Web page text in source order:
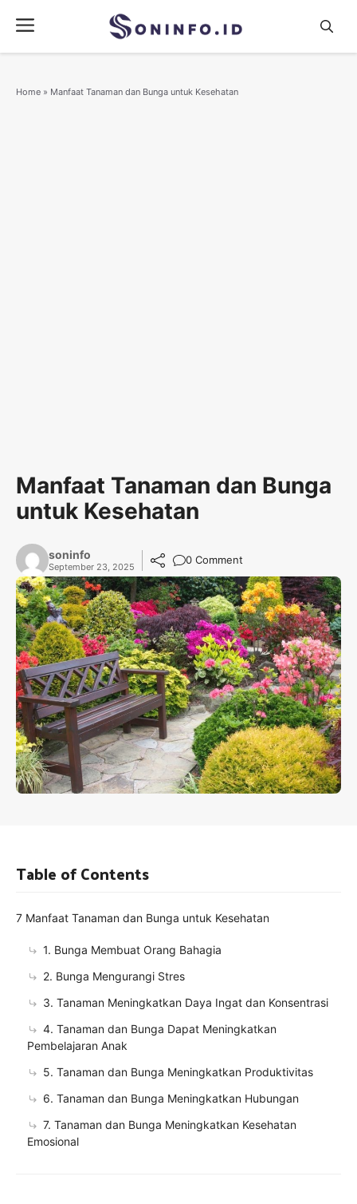
content
Menu
Home » Manfaat Tanaman dan Bunga untuk Kesehatan
Manfaat Tanaman dan Bunga
untuk Kesehatan
soninfo
September 23, 2025
0 Comment
Table of Contents
7 Manfaat Tanaman dan Bunga untuk Kesehatan
1. Bunga Membuat Orang Bahagia
2. Bunga Mengurangi Stres
3. Tanaman Meningkatkan Daya Ingat dan Konsentrasi
4. Tanaman dan Bunga Dapat Meningkatkan
Pembelajaran Anak
5. Tanaman dan Bunga Meningkatkan Produktivitas
6. Tanaman dan Bunga Meningkatkan Hubungan
7. Tanaman dan Bunga Meningkatkan Kesehatan
Emosional